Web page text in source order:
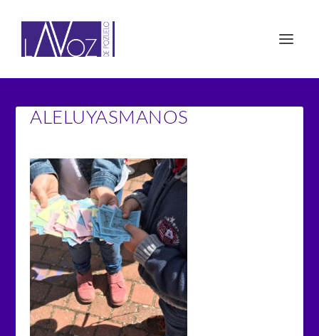
ALELUYASMANOS